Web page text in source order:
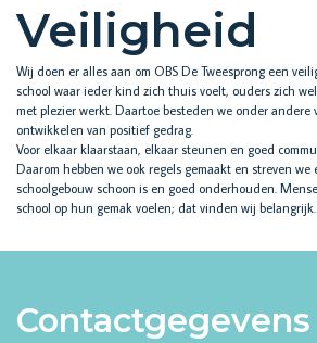
Veiligheid
Wij doen er alles aan om OBS De Tweesprong een
school waar ieder kind zich thuis voelt, ouders zich
met plezier werkt. Daartoe besteden we onder andere
ontwikkelen van positief gedrag.
Voor elkaar klaarstaan, elkaar steunen en goed
Daarom hebben we ook regels gemaakt en streven
schoolgebouw schoon is en goed onderhouden.
school op hun gemak voelen; dat vinden wij belangrijk.
Contactgegevens